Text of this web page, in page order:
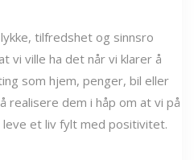
tilfredshet og sinnsro
vi ville ha det når vi klarer å
som hjem, penger, bil eller
realisere dem i håp om at vi på
et liv fylt med positivitet.